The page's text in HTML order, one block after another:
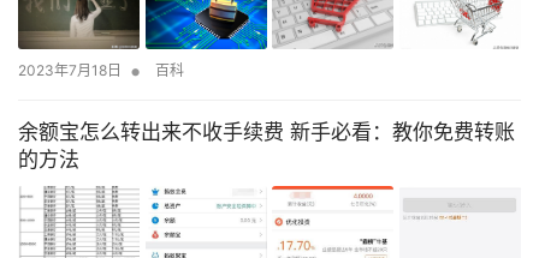
2023年7月18日 • 百科
余额宝怎么转出来不收手续费 新手必看：教你免费转账
的方法